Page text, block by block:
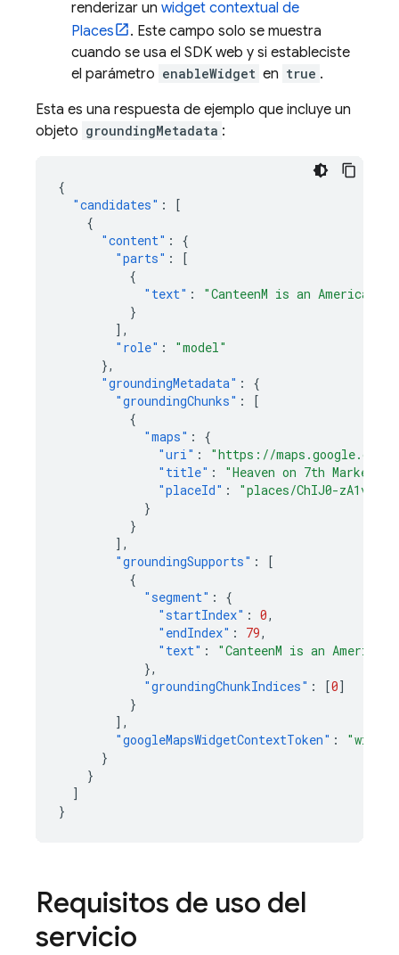
renderizar un widget contextual de
Places
. Este campo solo se muestra
cuando se usa el SDK web y si estableciste
el parámetro enableWidget en true .
Esta es una respuesta de ejemplo que incluye un
objeto groundingMetadata :
{
"candidates" :
[
{
"content" :
{
"parts" :
[
{
"text" :
"CanteenM is an American
}
],
"role" :
"model"
},
"groundingMetadata" :
{
"groundingChunks" :
[
{
"maps" :
{
"uri" :
"https://maps.google.com/
"title" :
"Heaven on 7th
"placeId" :
"places/ChIJ0-
}
}
],
"groundingSupports" :
[
{
"segment" :
{
"startIndex" : 0,
"endIndex" : 79,
"text" :
"CanteenM is an
},
"groundingChunkIndices" : [0]
}
],
"googleMapsWidgetContextToken" :
}
}
]
}
Requisitos de uso del
servicio